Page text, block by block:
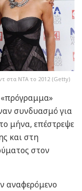
στα NTA το 2012 (Getty)
«πρόγραμμα»
συνδυασμό για
μήνα, επέστρεψε
και στη
στον
αναφερόμενο